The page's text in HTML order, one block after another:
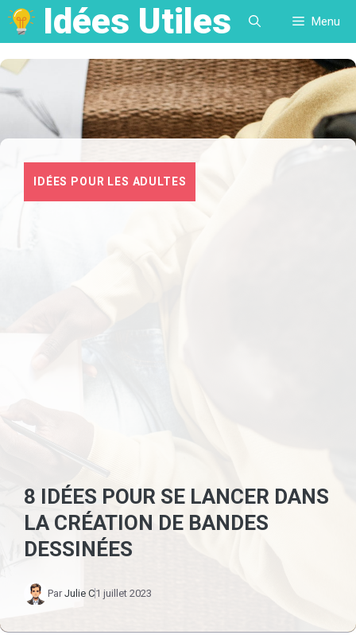
Aller
au
contenu
Idées Utiles Menu
IDÉES POUR LES ADULTES
8 IDÉES POUR SE LANCER DANS
LA CRÉATION DE BANDES
DESSINÉES
ParJulie C1 juillet 2023